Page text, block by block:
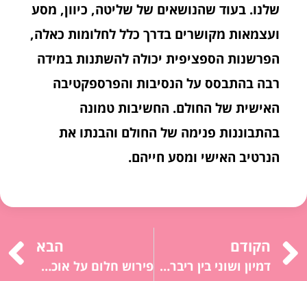
שלנו. בעוד שהנושאים של שליטה, כיוון, מסע
ועצמאות מקושרים בדרך כלל לחלומות כאלה,
הפרשנות הספציפית יכולה להשתנות במידה
רבה בהתבסס על הנסיבות והפרספקטיבה
האישית של החולם. החשיבות טמונה
בהתבוננות פנימה של החולם והבנתו את
הנרטיב האישי ומסע חייהם.
הקודם
דמיון ושוני בין ריברסינג לנומרולוגיה
הבא
פירוש חלום על אוכל: תשוקות, צרכים, הזנה.